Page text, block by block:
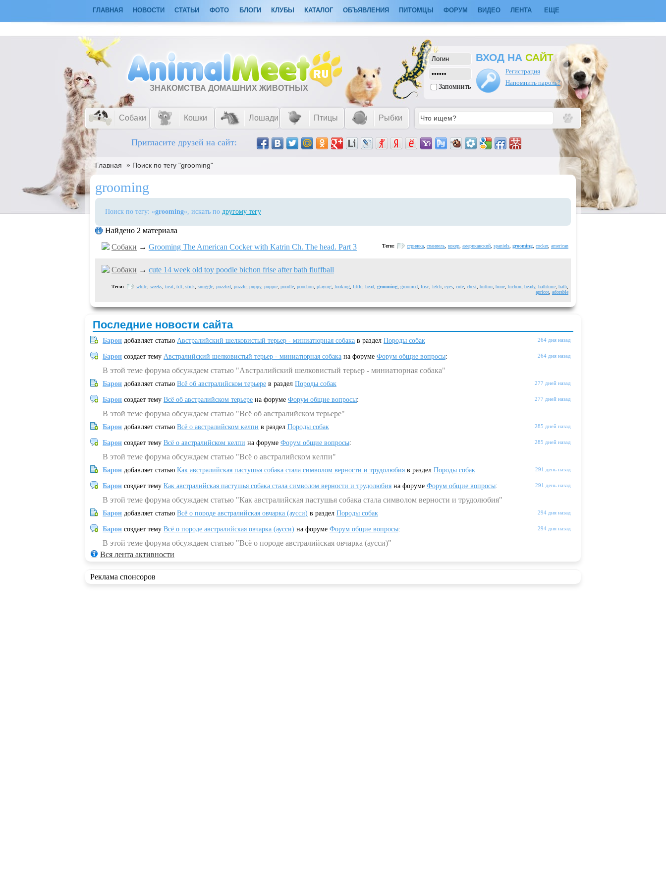
ГЛАВНАЯ НОВОСТИ СТАТЬИ ФОТО БЛОГИ КЛУБЫ КАТАЛОГ ОБЪЯВЛЕНИЯ ПИТОМЦЫ ФОРУМ ВИДЕО ЛЕНТА ЕЩЕ
ЗНАКОМСТВА ДОМАШНИХ ЖИВОТНЫХ Запомнить
ВХОД НА САЙТ
Регистрация
Напомнить пароль?
Собаки Кошки Лошади Птицы Рыбки
Пригласите друзей на сайт:
Главная » Поиск по тегу "grooming"
grooming
Поиск по тегу: «grooming», искать по другому тегу
Найдено 2 материала
Собаки → Grooming The American Cocker with Katrin Ch. The head. Part 3 Теги: стрижка спаниель кокер американский spaniels grooming cocker, american
Собаки → cute 14 week old toy poodle bichon frise after bath fluffball
Теги: white weeks treat tilt stick snuggle puzzled puzzle puppy, puppie poodle poochon playing looking little head grooming groomed frise fetch eyes cute chest button bone bichon beady, bathtime bath
apricot adorable
Последние новости сайта
264 дня назад
Барон добавляет статью Австралийский шелковистый терьер - миниатюрная собака в раздел Породы собак
264 дня назад
Барон создает тему Австралийский шелковистый терьер - миниатюрная собака на форуме Форум общие вопросы:
В этой теме форума обсуждаем статью "Австралийский шелковистый терьер - миниатюрная собака"
277 дней назад
Барон добавляет статью Всё об австралийском терьере в раздел Породы собак
277 дней назад
Барон создает тему Всё об австралийском терьере на форуме Форум общие вопросы:
В этой теме форума обсуждаем статью "Всё об австралийском терьере"
285 дней назад
Барон добавляет статью Всё о австралийском келпи в раздел Породы собак
285 дней назад
Барон создает тему Всё о австралийском келпи на форуме Форум общие вопросы:
В этой теме форума обсуждаем статью "Всё о австралийском келпи"
291 день назад
Барон добавляет статью Как австралийская пастушья собака стала символом верности и трудолюбия в раздел Породы собак
291 день назад
Барон создает тему Как австралийская пастушья собака стала символом верности и трудолюбия на форуме Форум общие вопросы:
В этой теме форума обсуждаем статью "Как австралийская пастушья собака стала символом верности и трудолюбия"
294 дня назад
Барон добавляет статью Всё о породе австралийская овчарка (аусси) в раздел Породы собак
294 дня назад
Барон создает тему Всё о породе австралийская овчарка (аусси) на форуме Форум общие вопросы:
В этой теме форума обсуждаем статью "Всё о породе австралийская овчарка (аусси)"
Вся лента активности
Реклама спонсоров